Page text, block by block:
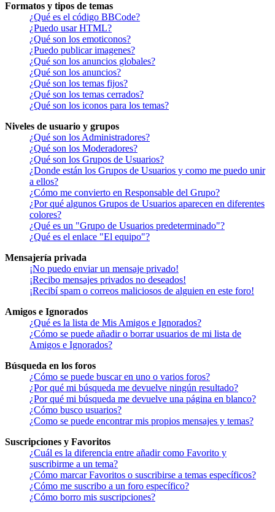
Formatos y tipos de temas
¿Qué es el código BBCode?
¿Puedo usar HTML?
¿Qué son los emoticonos?
¿Puedo publicar imagenes?
¿Qué son los anuncios globales?
¿Qué son los anuncios?
¿Qué son los temas fijos?
¿Qué son los temas cerrados?
¿Qué son los iconos para los temas?
Niveles de usuario y grupos
¿Qué son los Administradores?
¿Qué son los Moderadores?
¿Qué son los Grupos de Usuarios?
¿Donde están los Grupos de Usuarios y como me puedo unir
a ellos?
¿Cómo me convierto en Responsable del Grupo?
¿Por qué algunos Grupos de Usuarios aparecen en diferentes
colores?
¿Qué es un "Grupo de Usuarios predeterminado"?
¿Qué es el enlace "El equipo"?
Mensajería privada
¡No puedo enviar un mensaje privado!
¡Recibo mensajes privados no deseados!
¡Recibí spam o correos maliciosos de alguien en este foro!
Amigos e Ignorados
¿Qué es la lista de Mis Amigos e Ignorados?
¿Cómo se puede añadir o borrar usuarios de mi lista de
Amigos e Ignorados?
Búsqueda en los foros
¿Cómo se puede buscar en uno o varios foros?
¿Por qué mi búsqueda me devuelve ningún resultado?
¿Por qué mi búsqueda me devuelve una página en blanco?
¿Cómo busco usuarios?
¿Como se puede encontrar mis propios mensajes y temas?
Suscripciones y Favoritos
¿Cuál es la diferencia entre añadir como Favorito y
suscribirme a un tema?
¿Cómo marcar Favoritos o suscribirse a temas específicos?
¿Cómo me suscribo a un foro específico?
¿Cómo borro mis suscripciones?